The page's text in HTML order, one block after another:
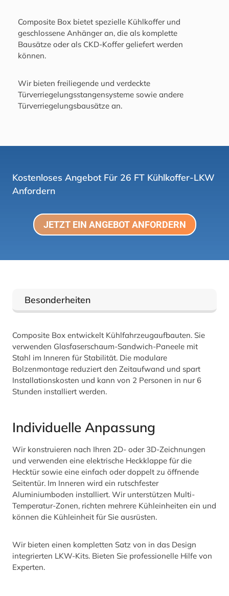
Composite Box bietet spezielle Kühlkoffer und
geschlossene Anhänger an, die als komplette
Bausätze oder als CKD-Koffer geliefert werden
können.
Wir bieten freiliegende und verdeckte
Türverriegelungsstangensysteme sowie andere
Türverriegelungsbausätze an.
Kostenloses Angebot Für 26 FT Kühlkoffer-LKW
Anfordern
JETZT EIN ANGEBOT ANFORDERN
Besonderheiten
Composite Box entwickelt Kühlfahrzeugaufbauten. Sie
verwenden Glasfaserschaum-Sandwich-Paneele mit
Stahl im Inneren für Stabilität. Die modulare
Bolzenmontage reduziert den Zeitaufwand und spart
Installationskosten und kann von 2 Personen in nur 6
Stunden installiert werden.
Individuelle Anpassung
Wir konstruieren nach Ihren 2D- oder 3D-Zeichnungen
und verwenden eine elektrische Heckklappe für die
Hecktür sowie eine einfach oder doppelt zu öffnende
Seitentür. Im Inneren wird ein rutschfester
Aluminiumboden installiert. Wir unterstützen Multi-
Temperatur-Zonen, richten mehrere Kühleinheiten ein und
können die Kühleinheit für Sie ausrüsten.
Wir bieten einen kompletten Satz von in das Design
integrierten LKW-Kits. Bieten Sie professionelle Hilfe von
Experten.